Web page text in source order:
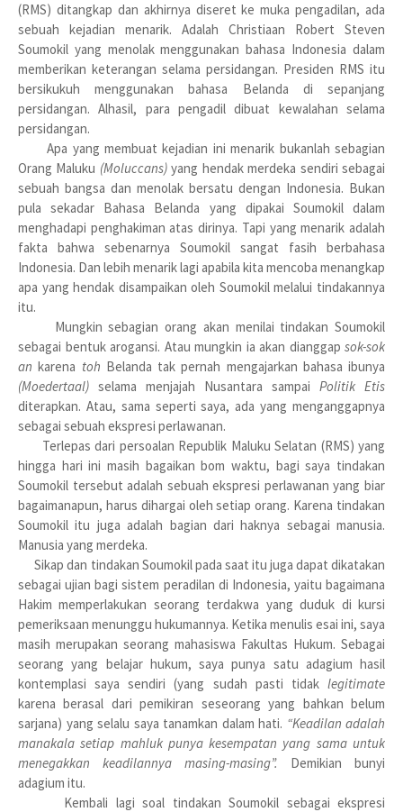
(RMS) ditangkap dan akhirnya diseret ke muka pengadilan, ada
sebuah kejadian menarik. Adalah Christiaan Robert Steven
Soumokil yang menolak menggunakan bahasa Indonesia dalam
memberikan keterangan selama persidangan. Presiden RMS itu
bersikukuh menggunakan bahasa Belanda di sepanjang
persidangan. Alhasil, para pengadil dibuat kewalahan selama
persidangan.
Apa yang membuat kejadian ini menarik bukanlah sebagian
Orang Maluku (Moluccans)yang hendak merdeka sendiri sebagai
sebuah bangsa dan menolak bersatu dengan Indonesia. Bukan
pula sekadar Bahasa Belanda yang dipakai Soumokil dalam
menghadapi penghakiman atas dirinya. Tapi yang menarik adalah
fakta bahwa sebenarnya Soumokil sangat fasih berbahasa
Indonesia. Dan lebih menarik lagi apabila kita mencoba menangkap
apa yang hendak disampaikan oleh Soumokil melalui tindakannya
itu.
Mungkin sebagian orang akan menilai tindakan Soumokil
sebagai bentuk arogansi. Atau mungkin ia akan dianggap sok-sok
ankarena toh Belanda tak pernah mengajarkan bahasa ibunya
(Moedertaal) selama menjajah Nusantara sampai Politik Etis
diterapkan. Atau, sama seperti saya, ada yang menganggapnya
sebagai sebuah ekspresi perlawanan.
Terlepas dari persoalan Republik Maluku Selatan (RMS) yang
hingga hari ini masih bagaikan bom waktu, bagi saya tindakan
Soumokil tersebut adalah sebuah ekspresi perlawanan yang biar
bagaimanapun, harus dihargai oleh setiap orang. Karena tindakan
Soumokil itu juga adalah bagian dari haknya sebagai manusia.
Manusia yang merdeka.
Sikap dan tindakan Soumokil pada saat itu juga dapat dikatakan
sebagai ujian bagi sistem peradilan di Indonesia, yaitu bagaimana
Hakim memperlakukan seorang terdakwa yang duduk di kursi
pemeriksaan menunggu hukumannya. Ketika menulis esai ini, saya
masih merupakan seorang mahasiswa Fakultas Hukum. Sebagai
seorang yang belajar hukum, saya punya satu adagium hasil
kontemplasi saya sendiri (yang sudah pasti tidak legitimate
karena berasal dari pemikiran seseorang yang bahkan belum
sarjana) yang selalu saya tanamkan dalam hati. “Keadilan adalah
manakala setiap mahluk punya kesempatan yang sama untuk
menegakkan keadilannya masing-masing”. Demikian bunyi
adagium itu.
Kembali lagi soal tindakan Soumokil sebagai ekspresi